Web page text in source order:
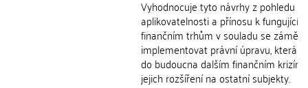
Vyhodnocuje tyto návrhy z pohledu
aplikovatelnosti a přínosu k fungujícím
finančním trhům v souladu se
implementovat právní úpravu, která
do budoucna dalším finančním krizím
jejich rozšíření na ostatní subjekty.